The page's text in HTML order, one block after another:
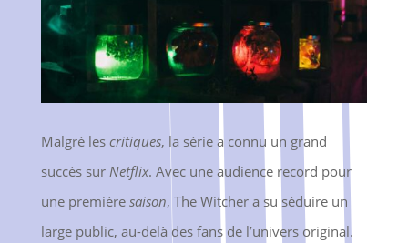
Malgré les critiques, la série a connu un grand
succès sur Netflix. Avec une audience record pour
une première saison, The Witcher a su séduire un
large public, au-delà des fans de l’univers original.